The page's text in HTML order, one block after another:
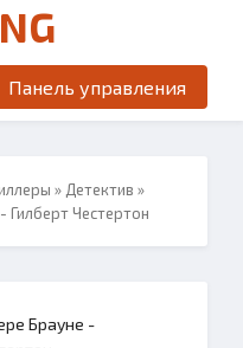
Панель управления
» Детектив »
Гилберт Честертон